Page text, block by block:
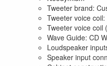
Tweeter brand:
Tweeter voice coil:
Tweeter voice coil
Wave Guide: CD
Loudspeaker
Speaker input